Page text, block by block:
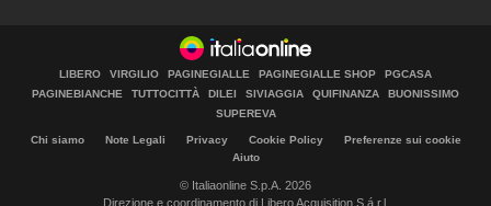
LIBERO VIRGILIO PAGINEGIALLE PAGINEGIALLE SHOP
PGCASA
PAGINEBIANCHE
TUTTOCITTÀ DILEI SIVIAGGIA QUIFINANZA
BUONISSIMO
SUPEREVA
Chi siamo Note Legali Privacy Cookie Policy
Preferenze sui cookie
Aiuto
© Italiaonline S.p.A. 2026
Direzione e coordinamento di Libero Acquisition S.á r.l.